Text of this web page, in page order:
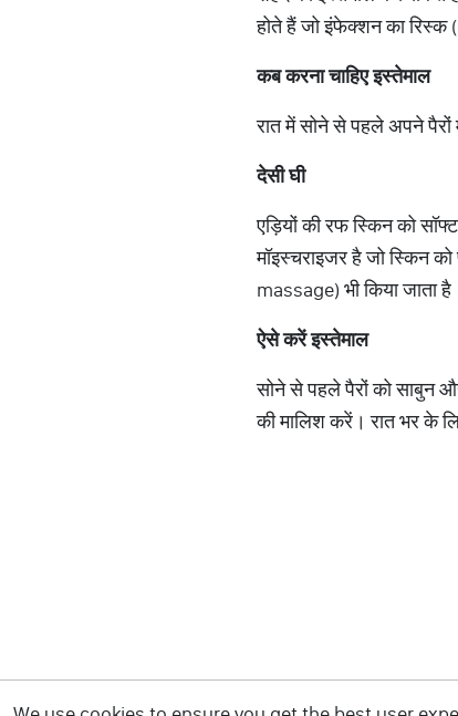
होते हैं जो इंफेक्शन का
कब करना चाहिए इस्तेमाल
रात में सोने से पहले अपने
देसी घी
एड़ियों की रफ स्किन को
मॉइस्चराइजर है जो स्किन
massage) भी किया जाता
ऐसे करें इस्तेमाल
सोने से पहले पैरों को साबुन
की मालिश करें। रात भर के